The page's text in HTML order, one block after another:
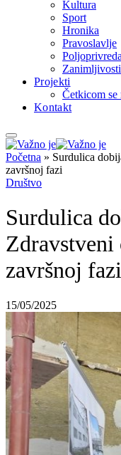
Kultura
Sport
Hronika
Pravoslavlje
Poljoprivreda
Zanimljivosti
Projekti
Četkicom se
Kontakt
Početna » Surdulica
završnoj fazi
Društvo
Surdulica
Zdravstveni
završnoj fazi
15/05/2025